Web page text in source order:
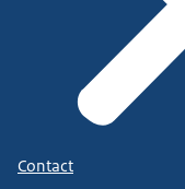
Contact